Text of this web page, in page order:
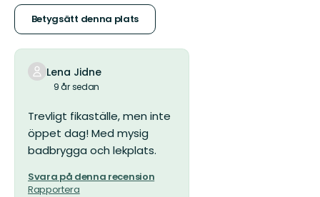
stjärnor
Betygsätt denna plats
Lena Jidne
9 år sedan
Trevligt fikaställe, men inte
öppet dag! Med mysig
badbrygga och lekplats.
Svara på denna recension
Rapportera